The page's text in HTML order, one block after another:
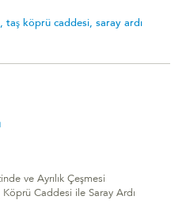
taş köprü caddesi, saray ardı
ve Ayrılık Çeşmesi
Caddesi ile Saray Ardı